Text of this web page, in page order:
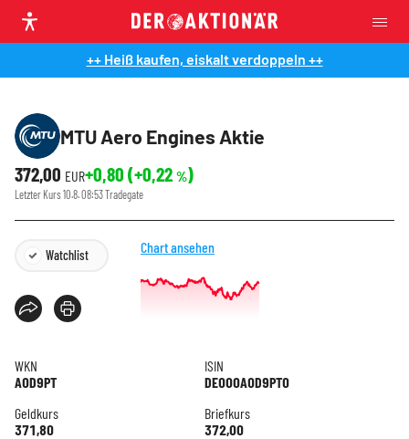
++ Heiß kaufen, eiskalt verdoppeln ++
MTU Aero Engines Aktie
372,00 EUR+0,80 (+0,22 %)
Letzter Kurs10.8. 08:53Tradegate
Watchlist Chart ansehen
WKN
A0D9PT
ISIN
DE000A0D9PT0
Geldkurs
371,80
Briefkurs
372,00